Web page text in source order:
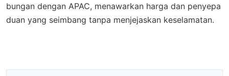
bungan dengan APAC, menawarkan harga dan penyepa
duan yang seimbang tanpa menjejaskan keselamatan.